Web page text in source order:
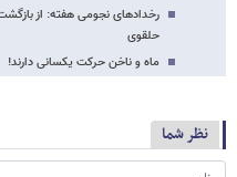
رخدادهای نجومی هفته: از
حلقوی
ماه و ناخن حرکت یکسانی دارند!
نظر شما